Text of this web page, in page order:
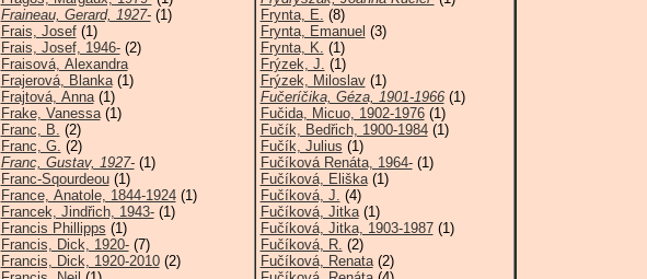
Fraineau, Gerard, 1927-(1)
Frais, Josef(1)
Frais, Josef, 1946-(2)
Fraisová, Alexandra
Frajerová, Blanka(1)
Frajtová, Anna(1)
Frake, Vanessa(1)
Franc, B. (2)
Franc, G. (2)
Franc, Gustav, 1927-(1)
Franc-Sqourdeou(1)
France, Anatole, 1844-1924(1)
Francek, Jindřich, 1943-(1)
Francis Phillipps (1)
Francis, Dick, 1920-(7)
Francis, Dick, 1920-2010(2)
Frynta, E. (8)
Frynta, Emanuel (3)
Frynta, K. (1)
Frýzek, J. (1)
Frýzek, Miloslav(1)
Fučeríčika, Géza, 1901-1966(1)
Fučida, Micuo, 1902-1976(1)
Fučík, Bedřich, 1900-1984(1)
Fučík, Julius (1)
Fučíková Renáta, 1964-(1)
Fučíková, Eliška(1)
Fučíková, J. (4)
Fučíková, Jitka(1)
Fučíková, Jitka, 1903-1987(1)
Fučíková, R. (2)
Fučíková, Renata(2)